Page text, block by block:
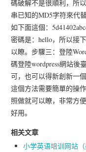
碼破解不是很順利，所
串已知的MD5字符來代
如下面這個：
密碼是：hello，所以接
以瞭。步驟三：登陸
碼登陸wordpress網站後
可，也可以得新創新一
這個方法需要簡單的操
照做就可以瞭，非常方
好用。
相关文章
小学英语培训网站